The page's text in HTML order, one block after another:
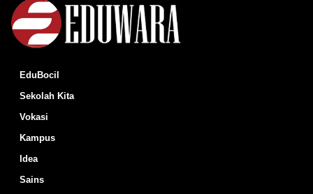
EduBocil
Sekolah Kita
Vokasi
Kampus
Idea
Sains